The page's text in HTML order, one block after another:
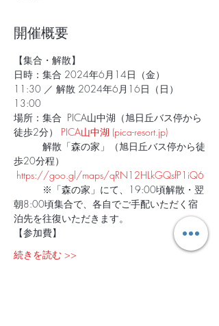
開催概要
【集合・解散】
日時：集合 2024年6月14日（金）
11:30 ／ 解散 2024年6月16日（日）
13:00
場所：集合  PICA山中湖（旭日丘バス停から
徒歩2分） PICA山中湖 (pica-resort.jp)
解散「森の家」（旭日丘バス停から徒
歩20分程）
https://goo.gl/maps/qRN12HLkGQsfP1iQ6
※「森の家」にて、19:00頃解散・翌
朝8:00頃集合で、各自でご手配いただく宿
泊先を往復いただきます。
【参加費】
続きを読む >>